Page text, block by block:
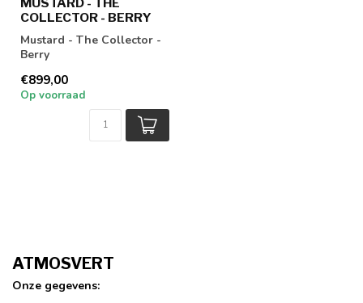
COLLECTOR - BERRY
Mustard - The Collector -
Berry
€899,00
Op voorraad
ATMOSVERT
Onze gegevens: